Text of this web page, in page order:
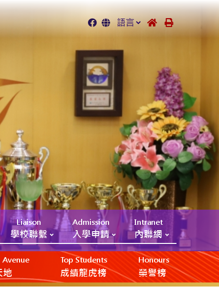
Liaison
學校聯繫
Admission
入學申請
Intranet
內聯網
地
Top Students
成績龍虎榜
Honours
榮譽榜